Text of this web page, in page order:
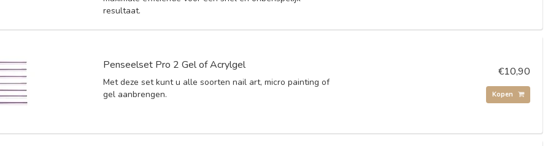
resultaat.
Penseelset Pro 2 Gel of Acrylgel
Met deze set kunt u alle soorten nail art, micro painting of
gel aanbrengen.
€10,90
Kopen